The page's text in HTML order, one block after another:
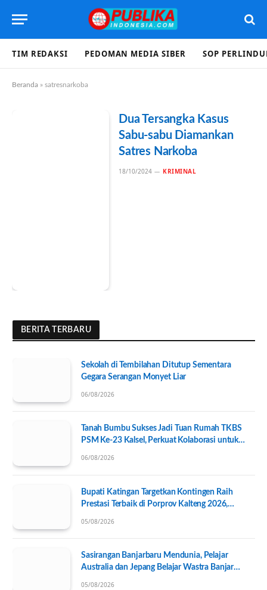
TIM REDAKSI PEDOMAN MEDIA SIBER SOP
Beranda » satresnarkoba
Dua Tersangka Kasus
Sabu-sabu Diamankan
Satres Narkoba
18/10/2024 KRIMINAL
BERITA TERBARU
Sekolah di Tembilahan Ditutup Sementara
Gegara Serangan Monyet Liar
06/08/2026
Tanah Bumbu Sukses Jadi Tuan Rumah TKBS
PSM Ke-23 Kalsel, Perkuat Kolaborasi untuk
06/08/2026
Bupati Katingan Targetkan Kontingen Raih
Prestasi Terbaik di Porprov Kalteng 2026,
05/08/2026
Sasirangan Banjarbaru Mendunia, Pelajar
Australia dan Jepang Belajar Wastra Banjar
05/08/2026